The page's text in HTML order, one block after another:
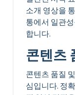
소개 영상을
통에서 일관
합니다.
콘텐츠
콘텐츠 품질
심입니다. 정